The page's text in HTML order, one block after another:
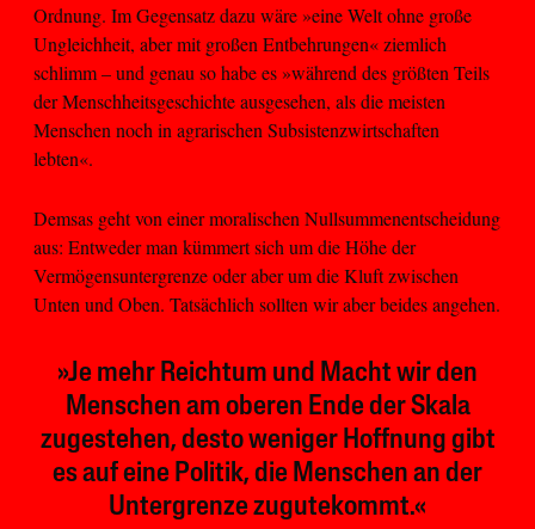
Ordnung. Im Gegensatz dazu wäre »eine Welt ohne große
Ungleichheit, aber mit großen Entbehrungen« ziemlich
schlimm – und genau so habe es »während des größten Teils
der Menschheitsgeschichte ausgesehen, als die meisten
Menschen noch in agrarischen Subsistenzwirtschaften
lebten«.
Demsas geht von einer moralischen Nullsummenentscheidung
aus: Entweder man kümmert sich um die Höhe der
Vermögensuntergrenze oder aber um die Kluft zwischen
Unten und Oben. Tatsächlich sollten wir aber beides angehen.
»Je mehr Reichtum und Macht wir den
Menschen am oberen Ende der Skala
zugestehen, desto weniger Hoffnung gibt
es auf eine Politik, die Menschen an der
Untergrenze zugutekommt.«